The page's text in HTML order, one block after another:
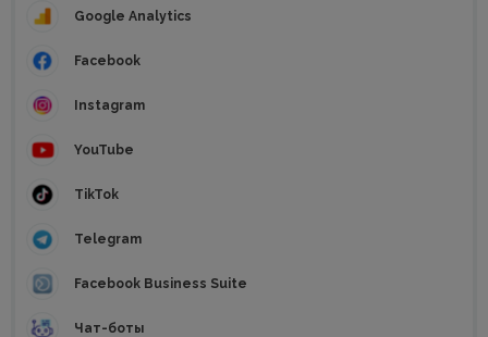
Google Analytics
Facebook
Instagram
YouTube
TikTok
Telegram
Facebook Business Suite
Чат-боты